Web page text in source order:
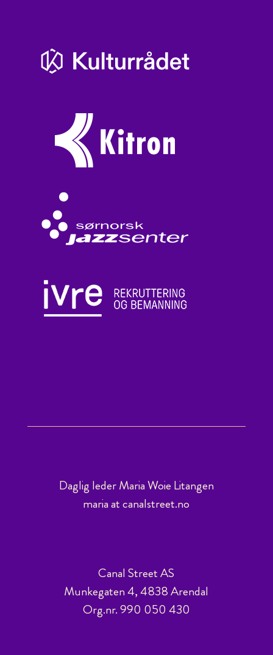
Daglig leder Maria Woie Litangen
maria at canalstreet.no
Canal Street AS
Munkegaten 4, 4838 Arendal
Org.nr. 990 050 430